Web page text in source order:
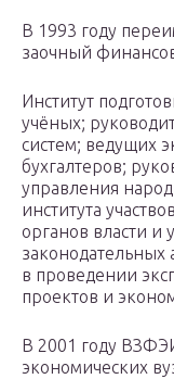
В 1993 году
заочный
Институт
учёных;
систем; ведущих
бухгалтеров;
управления
института
органов власти и
законодательных
в проведении
проектов и
В 2001 году
экономических